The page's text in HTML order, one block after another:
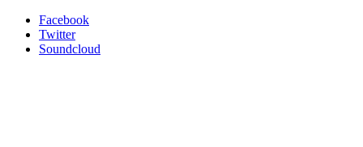
Facebook
Twitter
Soundcloud